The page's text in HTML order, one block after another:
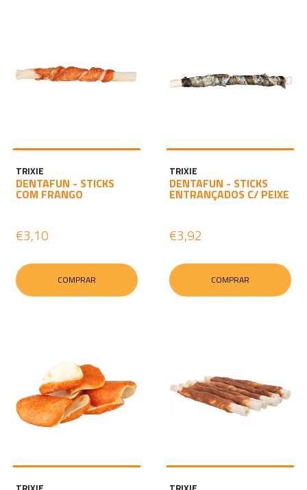
TRIXIE
DENTAFUN - STICKS
COM FRANGO
€3,10
COMPRAR
TRIXIE
DENTAFUN - STICKS
ENTRANÇADOS C/ PEIXE
€3,92
COMPRAR